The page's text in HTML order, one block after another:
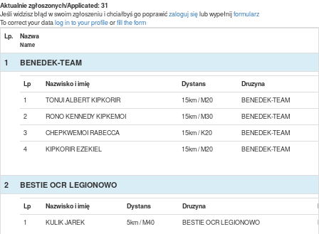
Aktualnie zgłoszonych/Applicated: 31
Jeśli widzisz błąd w swoim zgłoszeniu i chciałbyś go poprawićzaloguj sięlub wypełnijformularz
To correct your datalog in to your profileorfill the form
Lp.
Nazwa
Name
1 BENEDEK-TEAM
Lp Nazwisko i imię Dystans
Druzyna
1
TONUI ALBERT KIPKORIR 15km / M20
BENEDEK-TEAM
2
RONO KENNEDY KIPKEMOI 15km / M30
BENEDEK-TEAM
3
CHEPKWEMOI RABECCA 15km / K20
BENEDEK-TEAM
4
KIPKORIR EZEKIEL 15km / M20 BENEDEK-TEAM
2 BESTIE OCR LEGIONOWO
Lp Nazwisko i imię Dystans Druzyna
1
KULIK JAREK 5km / M40 BESTIE OCR LEGIONOWO